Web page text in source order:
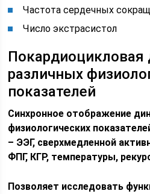
Частота сердечных
Число экстрасистол
различных
показателей
Синхронное отображение
физиологических
– ЭЭГ, сверхмедленной
ФПГ, КГР, температуры,
Позволяет исследовать